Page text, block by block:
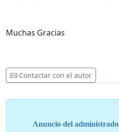
Muchas Gracias
Contactar con el autor
Anuncio del